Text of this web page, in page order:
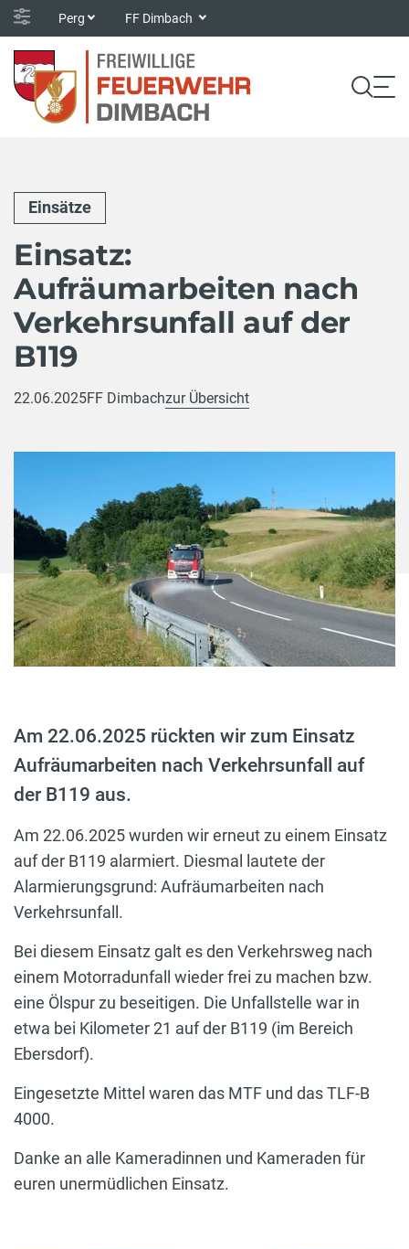
Perg FF Dimbach
Einsätze
Einsatz:
Aufräumarbeiten nach
Verkehrsunfall auf der
B119
22.06.2025FF Dimbachzur Übersicht
Am 22.06.2025 rückten wir zum Einsatz
Aufräumarbeiten nach Verkehrsunfall auf
der B119 aus.
Am 22.06.2025 wurden wir erneut zu einem Einsatz
auf der B119 alarmiert. Diesmal lautete der
Alarmierungsgrund: Aufräumarbeiten nach
Verkehrsunfall.
Bei diesem Einsatz galt es den Verkehrsweg nach
einem Motorradunfall wieder frei zu machen bzw.
eine Ölspur zu beseitigen. Die Unfallstelle war in
etwa bei Kilometer 21 auf der B119 (im Bereich
Ebersdorf).
Eingesetzte Mittel waren das MTF und das TLF-B
4000.
Danke an alle Kameradinnen und Kameraden für
euren unermüdlichen Einsatz.